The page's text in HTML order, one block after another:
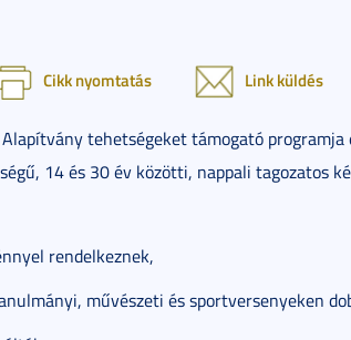
Cikk nyomtatás Link küldés
tehetségeket támogató programja
14 és 30 év közötti, nappali tagozatos
rendelkeznek,
művészeti és sportversenyeken